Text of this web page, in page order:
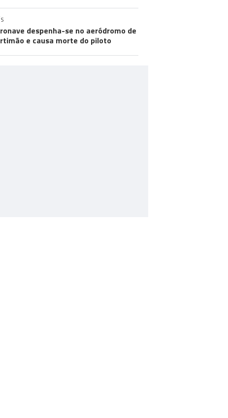
despenha-se no aeródromo de
e causa morte do piloto